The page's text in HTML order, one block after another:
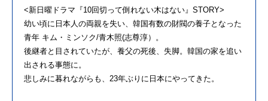
<新日曜ドラマ『10回切って倒れない木はない』STORY>
幼い頃に日本人の両親を失い、韓国有数の財閥の養子となった
青年 キム・ミンソク/青木照(志尊淳）。
後継者と目されていたが、養父の死後、失脚。韓国の家を追い
出される事態に。
悲しみに暮れながらも、23年ぶりに日本にやってきた。